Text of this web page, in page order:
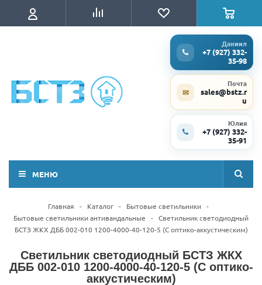
Даниил
+7 (927) 332-
35-98
✉
Почта
sales@bstz.r
u
Юлия
+7 (927) 332-
35-91
МЕНЮ
Главная - Каталог - Бытовые светильники -
Бытовые светильники антивандальные
- Светильник светодиодный
БСТЗ ЖКХ ДББ 002-010 1200-4000-40-120-5 (С оптико-аккустическим)
Светильник светодиодный БСТЗ ЖКХ
ДББ 002-010 1200-4000-40-120-5 (С оптико-
аккустическим)